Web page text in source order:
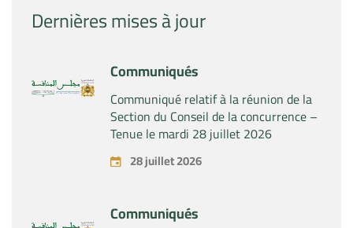
Dernières mises à jour
Communiqués
Communiqué relatif à la réunion de la
Section du Conseil de la concurrence –
Tenue le mardi 28 juillet 2026
28 juillet 2026
Communiqués